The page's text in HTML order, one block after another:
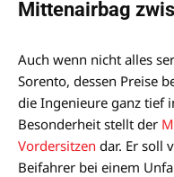
Mittenairbag
Auch wenn nicht alles
Sorento, dessen Preise
die Ingenieure ganz tief
Besonderheit stellt der
Vordersitzen dar. Er soll
Beifahrer bei einem